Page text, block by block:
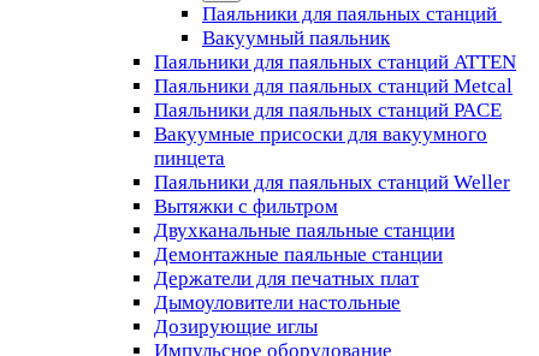
Паяльники для паяльных станций
Вакуумный паяльник
Паяльники для паяльных станций ATTEN
Паяльники для паяльных станций Metcal
Паяльники для паяльных станций PACE
Вакуумные присоски для вакуумного
пинцета
Паяльники для паяльных станций Weller
Вытяжки с фильтром
Двухканальные паяльные станции
Демонтажные паяльные станции
Держатели для печатных плат
Дымоуловители настольные
Дозирующие иглы
Импульсное оборудование